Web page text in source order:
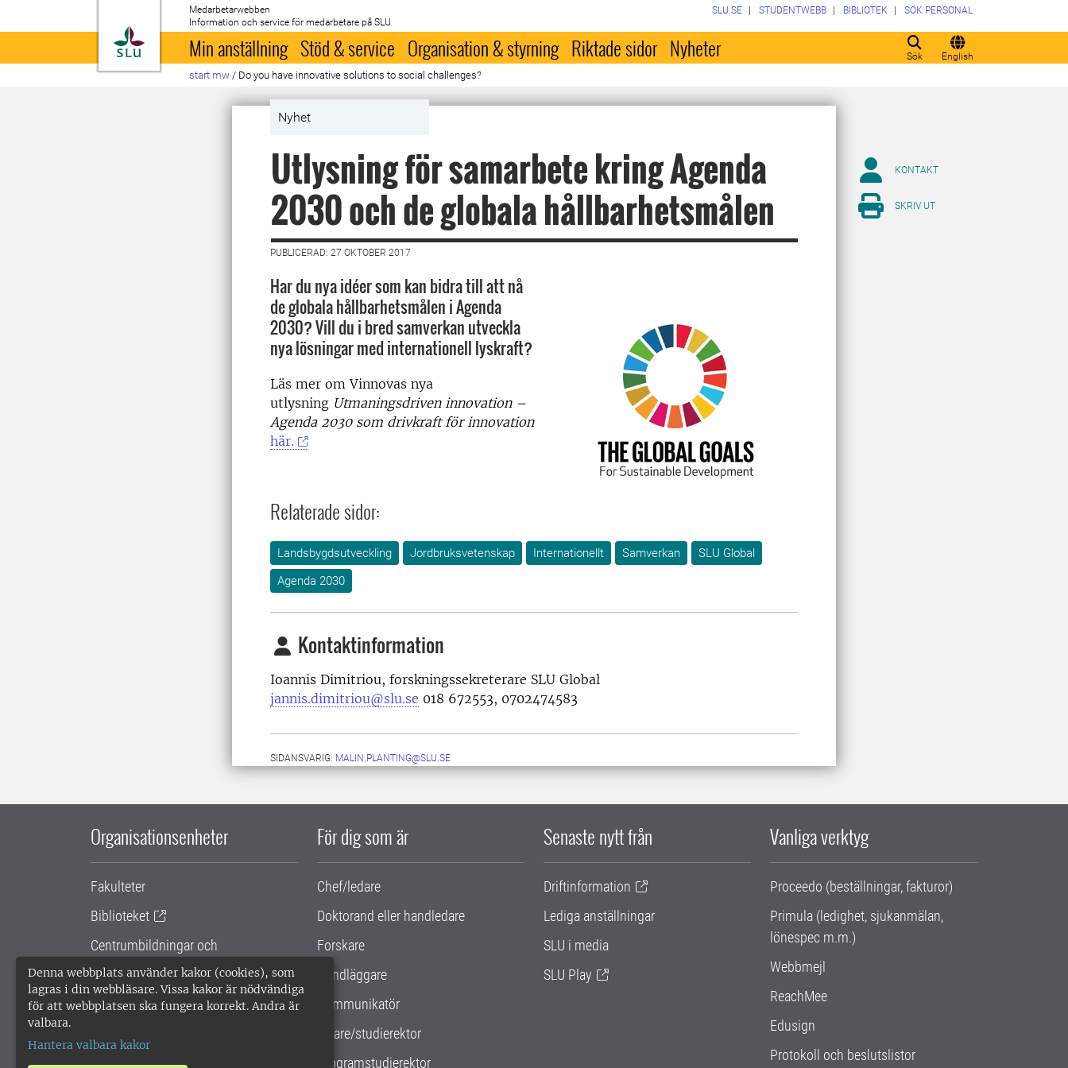
Denna webbplats använder kakor (cookies), som
lagras i din webbläsare. Vissa kakor är nödvändiga
för att webbplatsen ska fungera korrekt. Andra är
valbara.
Hantera valbara kakor
Till startsida
Medarbetarwebben
Information och service för medarbetare på SLU
Sök English
SLU.SE STUDENTWEBB BIBLIOTEK SÖK PERSONAL
Min anställning Stöd & service Organisation & styrning Riktade sidor Nyheter
start mw / Do you have innovative solutions to social challenges?
Nyhet
Utlysning för samarbete kring Agenda
2030 och de globala hållbarhetsmålen
PUBLICERAD: 27 OKTOBER 2017
Har du nya idéer som kan bidra till att nå
de globala hållbarhetsmålen i Agenda
2030? Vill du i bred samverkan utveckla
nya lösningar med internationell lyskraft?
Läs mer om Vinnovas nya
utlysning Utmaningsdriven innovation –
Agenda 2030 som drivkraft för innovation
här.
Relaterade sidor:
Landsbygdsutveckling Jordbruksvetenskap Internationellt Samverkan
SLU Global
Agenda 2030
Kontaktinformation
Ioannis Dimitriou, forskningssekreterare SLU Global
jannis.dimitriou@slu.se 018 672553, 0702474583
SIDANSVARIG: MALIN.PLANTING@SLU.SE
KONTAKT
SKRIV UT
Organisationsenheter
Fakulteter
Biblioteket
Centrumbildningar och
samarbetsprojekt
Gemensamma verksamhetsstödet
För dig som är
Chef/ledare
Doktorand eller handledare
Forskare
Handläggare
Kommunikatör
Lärare/studierektor
Programstudierektor
Senaste nytt från
Driftinformation
Lediga anställningar
SLU i media
SLU Play
Vanliga verktyg
Proceedo (beställningar, fakturor)
Primula (ledighet, sjukanmälan,
lönespec m.m.)
Webbmejl
ReachMee
Edusign
Protokoll och beslutslistor